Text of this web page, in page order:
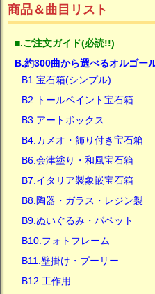
商品＆曲目リスト
■.ご注文ガイド(必読!!)
B.約300曲から選べるオルゴー
B1.宝石箱(シンプル)
B2.トールペイント宝石箱
B3.アートボックス
B4.カメオ・飾り付き宝石箱
B6.会津塗り・和風宝石箱
B7.イタリア製象嵌宝石箱
B8.陶器・ガラス・レジン製
B9.ぬいぐるみ・パペット
B10.フォトフレーム
B11.壁掛け・プーリー
B12.工作用